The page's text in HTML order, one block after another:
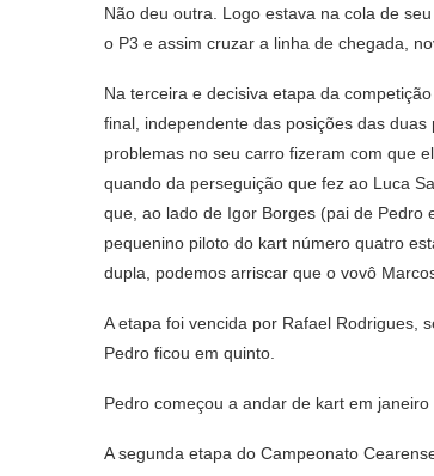
Não deu outra. Logo estava na cola de
o P3 e assim cruzar a linha de chegada,
Na terceira e decisiva etapa da
final, independente das posições das duas
problemas no seu carro fizeram com que
quando da perseguição que fez ao Luca
que, ao lado de Igor Borges (pai de Pedro
pequenino piloto do kart número quatro
dupla, podemos arriscar que o vovô
A etapa foi vencida por Rafael Rodrigues,
Pedro ficou em quinto.
Pedro começou a andar de kart em
A segunda etapa do Campeonato